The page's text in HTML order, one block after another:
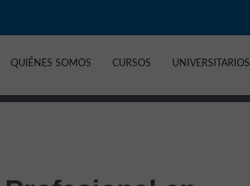
QUIÉNES SOMOS CURSOS UNIVERSITARIOS